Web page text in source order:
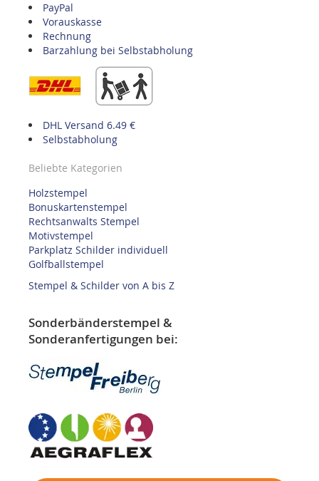
PayPal
Vorauskasse
Rechnung
Barzahlung bei Selbstabholung
DHL Versand 6.49 €
Selbstabholung
Beliebte Kategorien
Holzstempel
Bonuskartenstempel
Rechtsanwalts Stempel
Motivstempel
Parkplatz Schilder individuell
Golfballstempel
Stempel & Schilder von A bis Z
Sonderbänderstempel &
Sonderanfertigungen bei: